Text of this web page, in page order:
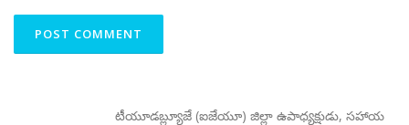
టీయూడబ్ల్యూజే (ఐజేయూ) జిల్లా ఉపాధ్యక్షుడు, సహాయ